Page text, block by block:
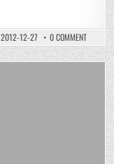
2012-12-27 0 COMMENTON
UNIQLO
–
SOFT
TOUCH
SLEEVE